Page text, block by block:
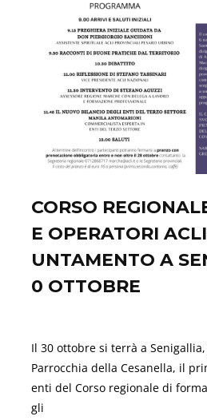
CORSO
E OPERATORI
UNTAMENTO A
0 OTTOBRE
Il 30 ottobre si terrà a
Parrocchia della Cesanella, il
enti del Corso regionale di
gli